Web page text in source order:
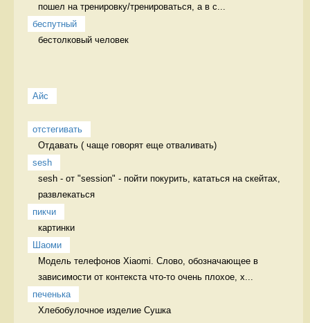
пошел на тренировку/тренироваться, а в с...
беспутный
бестолковый человек
Айс
отстегивать
Отдавать ( чаще говорят еще отваливать)
sesh
sesh - от "session" - пойти покурить, кататься на скейтах,
развлекаться
пикчи
картинки
Шаоми
Модель телефонов Xiaomi. Слово, обозначающее в
зависимости от контекста что-то очень плохое, х...
печенька
Хлебобулочное изделие Сушка